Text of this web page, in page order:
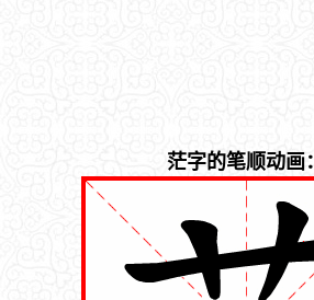
茫字的笔顺动画：